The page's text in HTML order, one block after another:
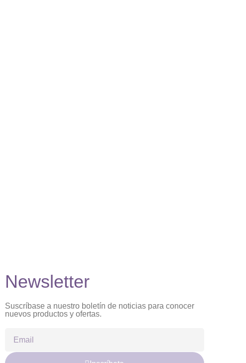
Newsletter
Suscríbase a nuestro boletín de noticias para conocer
nuevos productos y ofertas.